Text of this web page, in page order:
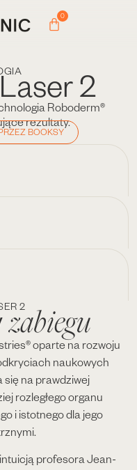
0
2
Roboderm®
rezultaty.
BOOKSY
2
zabiegu
oparte na rozwoju
naukowych
na prawdziwej
rozległego organu
i istotnego dla jego
profesora Jean-